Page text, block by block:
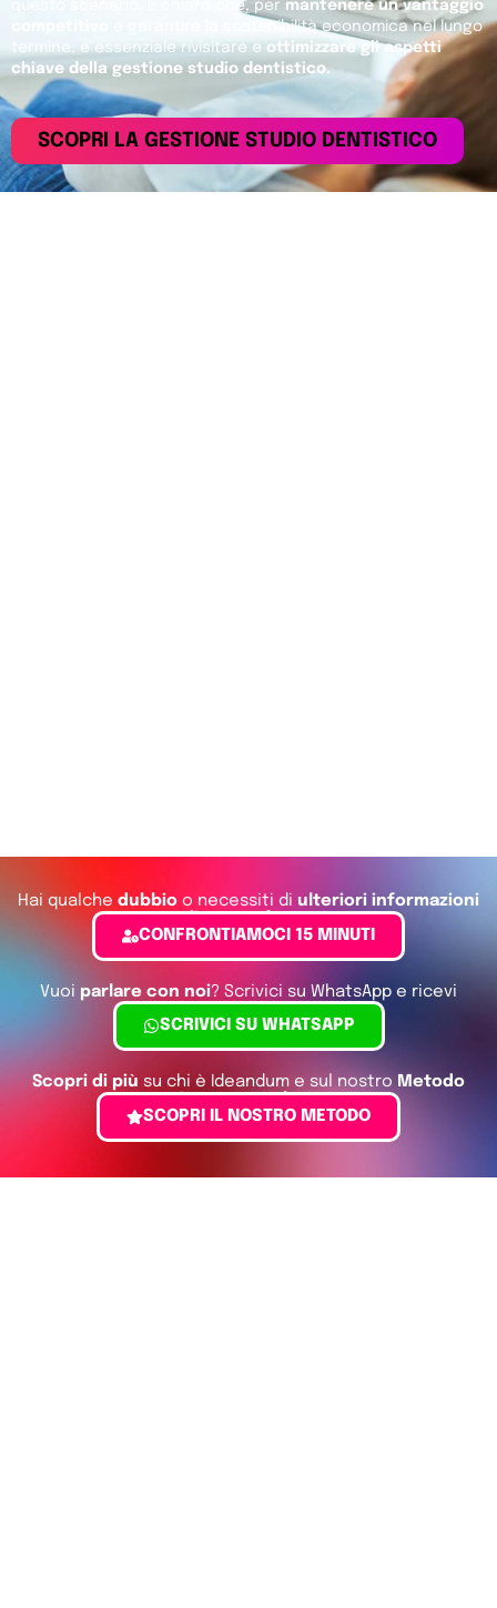
questo scenario. È chiaro che, per mantenere un vantaggio
e garantire la sostenibilità economica nel lungo
termine, è essenziale rivisitare e ottimizzare gli aspetti
chiave della gestione studio dentistico.
SCOPRI LA GESTIONE STUDIO DENTISTICO
Hai qualche dubbio o necessiti di ulteriori informazioni
o di un confronto?
CONFRONTIAMOCI 15 MINUTI
Vuoi parlare con noi? Scrivici su WhatsApp e ricevi
assistenza immediata.
SCRIVICI SU WHATSAPP
Scopri di più su chi è Ideandum e sul nostro Metodo
Generare Valore!
SCOPRI IL NOSTRO METODO